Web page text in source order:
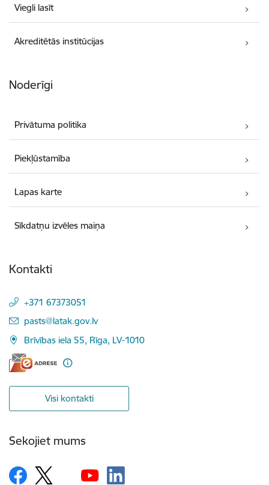
Viegli lasīt
Akreditētās institūcijas
Noderīgi
Privātuma politika
Piekļūstamība
Lapas karte
Sīkdatņu izvēles maiņa
Kontakti
+371 67373051
E-pasts:
pasts@latak.gov.lv
Brīvības iela 55, Rīga, LV-1010
Visi kontakti
Sekojiet mums